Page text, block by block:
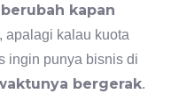
kapan
, apalagi kalau kuota
ingin punya bisnis di
bergerak.